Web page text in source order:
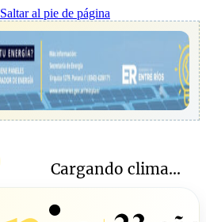
Saltar al pie de página
Cargando clima...